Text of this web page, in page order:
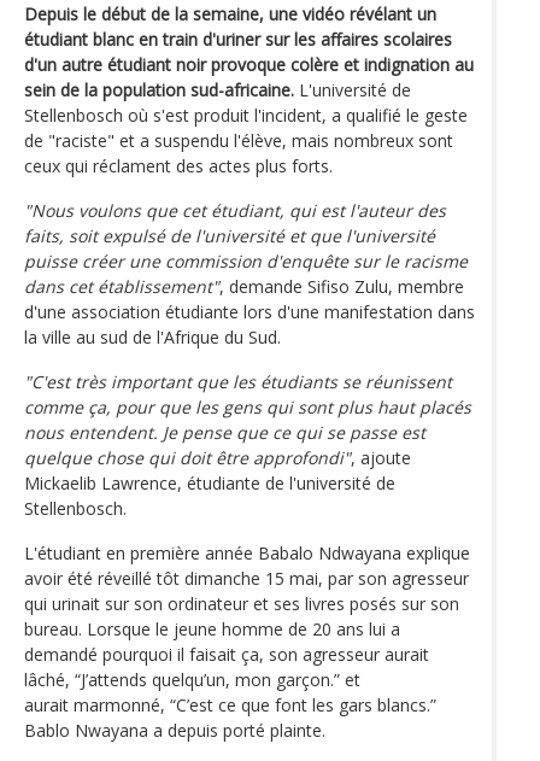
Depuis le début de la semaine, une vidéo révélant un
étudiant blanc en train d'uriner sur les affaires scolaires
d'un autre étudiant noir provoque colère et indignation au
sein de la population sud-africaine. L'université de
Stellenbosch où s'est produit l'incident, a qualifié le geste
de "raciste" et a suspendu l'élève, mais nombreux sont
ceux qui réclament des actes plus forts.
"Nous voulons que cet étudiant, qui est l'auteur des
faits, soit expulsé de l'université et que l'université
puisse créer une commission d'enquête sur le racisme
dans cet établissement", demande Sifiso Zulu, membre
d'une association étudiante lors d'une manifestation dans
la ville au sud de l'Afrique du Sud.
"C'est très important que les étudiants se réunissent
comme ça, pour que les gens qui sont plus haut placés
nous entendent. Je pense que ce qui se passe est
quelque chose qui doit être approfondi", ajoute
Mickaelib Lawrence, étudiante de l'université de
Stellenbosch.
L'étudiant en première année Babalo Ndwayana explique
avoir été réveillé tôt dimanche 15 mai, par son agresseur
qui urinait sur son ordinateur et ses livres posés sur son
bureau. Lorsque le jeune homme de 20 ans lui a
demandé pourquoi il faisait ça, son agresseur aurait
lâché, “J’attends quelqu’un, mon garçon.” et
aurait marmonné, “C’est ce que font les gars blancs.”
Bablo Nwayana a depuis porté plainte.